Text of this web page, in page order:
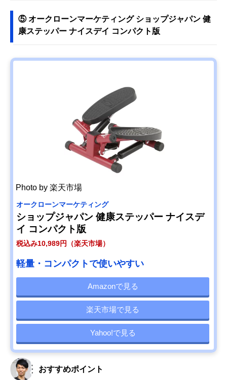
⑤ オークローンマーケティング ショップジャパン 健
康ステッパー ナイスデイ コンパクト版
Photo by 楽天市場
オークローンマーケティング
ショップジャパン 健康ステッパー ナイスデ
イ コンパクト版
税込み10,989円（楽天市場）
軽量・コンパクトで使いやすい
Amazonで見る
楽天市場で見る
Yahoo!で見る
おすすめポイント